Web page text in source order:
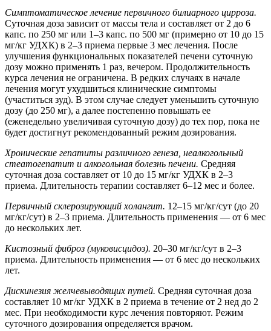
Симптоматическое лечение первичного билиарного цирроза.
Суточная доза зависит от массы тела и составляет от 2 до 6
капс. по 250 мг или 1–3 капс. по 500 мг (примерно от 10 до 15
мг/кг УДХК) в 2–3 приема первые 3 мес лечения. После
улучшения функциональных показателей печени суточную
дозу можно применять 1 раз, вечером. Продолжительность
курса лечения не ограничена. В редких случаях в начале
лечения могут ухудшиться клинические симптомы
(участиться зуд). В этом случае следует уменьшить суточную
дозу (до 250 мг), а далее постепенно повышать ее
(еженедельно увеличивая суточную дозу) до тех пор, пока не
будет достигнут рекомендованный режим дозирования.
Хронические гепатиты различного генеза, неалкогольный
стеатогепатит и алкогольная болезнь печени. Средняя
суточная доза составляет от 10 до 15 мг/кг УДХК в 2–3
приема. Длительность терапии составляет 6–12 мес и более.
Первичный склерозирующий холангит. 12–15 мг/кг/сут (до 20
мг/кг/сут) в 2–3 приема. Длительность применения — от 6 мес
до нескольких лет.
Кистозный фиброз (муковисцидоз). 20–30 мг/кг/сут в 2–3
приема. Длительность применения — от 6 мес до нескольких
лет.
Дискинезия желчевыводящих путей. Средняя суточная доза
составляет 10 мг/кг УДХК в 2 приема в течение от 2 нед до 2
мес. При необходимости курс лечения повторяют. Режим
суточного дозирования определяется врачом.